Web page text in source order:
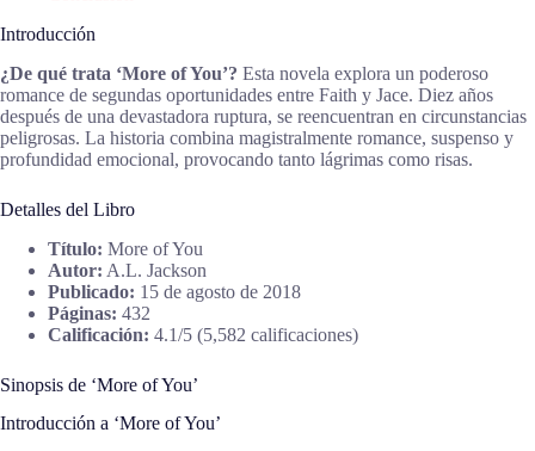
Introducción
¿De qué trata ‘More of You’? Esta novela explora un poderoso
romance de segundas oportunidades entre Faith y Jace. Diez años
después de una devastadora ruptura, se reencuentran en circunstancias
peligrosas. La historia combina magistralmente romance, suspenso y
profundidad emocional, provocando tanto lágrimas como risas.
Detalles del Libro
Título: More of You
Autor: A.L. Jackson
Publicado: 15 de agosto de 2018
Páginas: 432
Calificación: 4.1/5 (5,582 calificaciones)
Sinopsis de ‘More of You’
Introducción a ‘More of You’